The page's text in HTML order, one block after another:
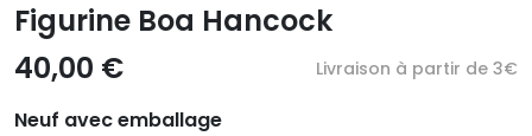
Figurine Boa Hancock
40,00 €
Livraison à partir de 3€
Neuf avec emballage